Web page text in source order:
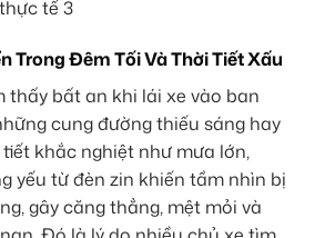
Trong Đêm Tối Và Thời Tiết Xấu
thấy bất an khi lái xe vào ban
cung đường thiếu sáng hay
khắc nghiệt như mưa lớn,
yếu từ đèn zin khiến tầm nhìn bị
gây căng thẳng, mệt mỏi và